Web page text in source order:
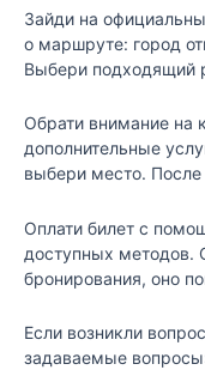
Зайди на
о маршруте: город
Выбери подходящий
Обрати внимание на
дополнительные
выбери место. После
Оплати билет с
доступных методов.
бронирования, оно
Если возникли
задаваемые